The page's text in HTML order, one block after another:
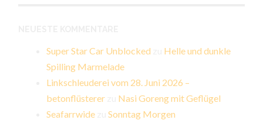
Super Star Car Unblocked
Helle und dunkle
Spilling Marmelade
Linkschleuderei vom 28. Juni 2026 –
betonflüsterer
Nasi Goreng mit Geflügel
Seafarrwide zuSonntag Morgen